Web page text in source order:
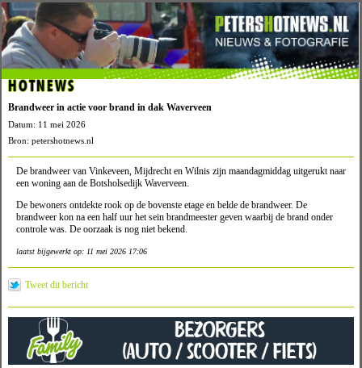
HOTNEWS
Brandweer in actie voor brand in dak Waverveen
Datum: 11 mei 2026
Bron: petershotnews.nl
De brandweer van Vinkeveen, Mijdrecht en Wilnis zijn maandagmiddag uitgerukt naar
een woning aan de Botsholsedijk Waverveen.
De bewoners ontdekte rook op de bovenste etage en belde de brandweer. De
brandweer kon na een half uur het sein brandmeester geven waarbij de brand onder
controle was. De oorzaak is nog niet bekend.
laatst bijgewerkt op: 11 mei 2026 17:06
Tweet dit bericht